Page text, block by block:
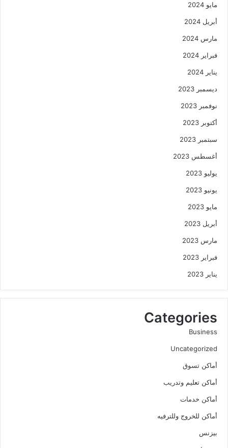
مايو 2024
أبريل 2024
مارس 2024
فبراير 2024
يناير 2024
ديسمبر 2023
نوفمبر 2023
أكتوبر 2023
سبتمبر 2023
أغسطس 2023
يوليو 2023
يونيو 2023
مايو 2023
أبريل 2023
مارس 2023
فبراير 2023
يناير 2023
Categories
Business
Uncategorized
أماكن تسوق
أماكن تعليم وتدريب
أماكن خدمات
أماكن للخروج وللترفيه
بيزنس